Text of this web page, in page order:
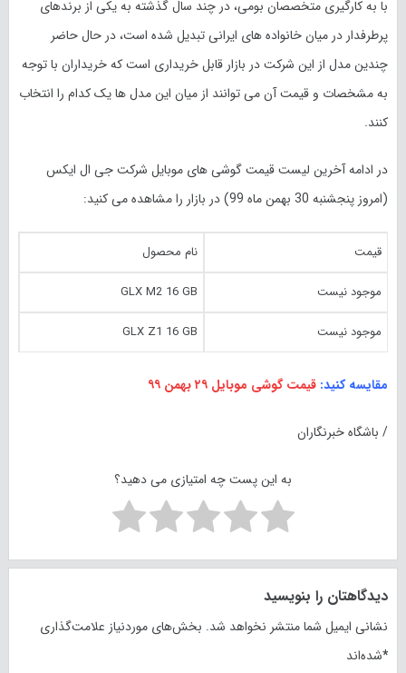
با به کارگیری متخصصان بومی، در چند سال گذشته به یکی از برندهای
پرطرفدار در میان خانواده های ایرانی تبدیل شده است، در حال حاضر
چندین مدل از این شرکت در بازار قابل خریداری است که خریداران با توجه
به مشخصات و قیمت آن می توانند از میان این مدل ها یک کدام را انتخاب
کنند.
در ادامه آخرین لیست قیمت گوشی های موبایل شرکت جی ال ایکس
(امروز پنجشنبه 30 بهمن ماه
99) در بازار را مشاهده می کنید:
قیمت نام محصول
موجود نیست GLX M2 16 GB
موجود نیست GLX Z1 16 GB
مقایسه کنید: قیمت گوشی موبایل ۲۹ بهمن ۹۹
/ باشگاه خبرنگاران
به این پست چه امتیازی می دهید؟
دیدگاهتان را بنویسید
نشانی ایمیل شما منتشر نخواهد شد. بخش‌های موردنیاز علامت‌گذاری
شده‌اند*